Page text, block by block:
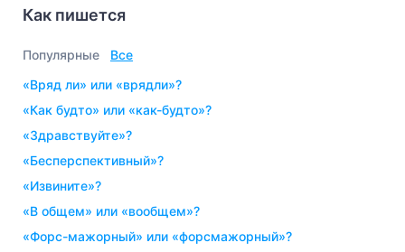
Как пишется
Популярные
Все
«вряд ли» или «врядли»?
«как будто» или «как-будто»?
«здравствуйте»?
«бесперспективный»?
«извините»?
«в общем» или «вообщем»?
«форс-мажорный» или «форсмажорный»?